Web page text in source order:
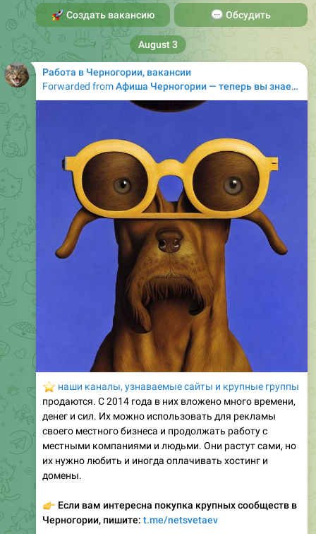
Создать вакансию💬Обсудить
Работа в Черногории, вакансии
Forwarded fromАфиша Черногории — теперь вы знаете, куда пойти! (новая афиша)
наши каналы, узнаваемые сайты и крупные группы
продаются. С 2014 года в них вложено много времени,
денег и сил. Их можно использовать для рекламы
своего местного бизнеса и продолжать работу с
местными компаниями и людьми. Они растут сами, но
их нужно любить и иногда оплачивать хостинг и
домены.
Если вам интересна покупка крупных сообществ в
Черногории, пишите: t.me/netsvetaev
August 3